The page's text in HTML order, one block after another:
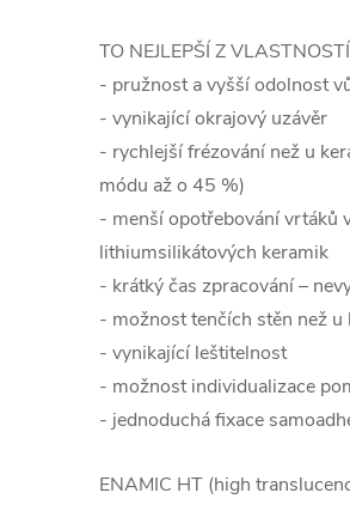
TO NEJLEPŠÍ Z
- pružnost a vyšší odolnost
- vynikající okrajový uzávěr
- rychlejší frézování než u
módu až o 45 %)
- menší opotřebování vrtáků
lithiumsilikátových keramik
- krátký čas zpracování –
- možnost tenčích stěn než
- vynikající leštitelnost
- možnost individualizace
- jednoduchá fixace
ENAMIC HT (high